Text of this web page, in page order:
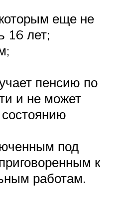
еще не
16 лет;
пенсию по
и не может
под
к
работам.